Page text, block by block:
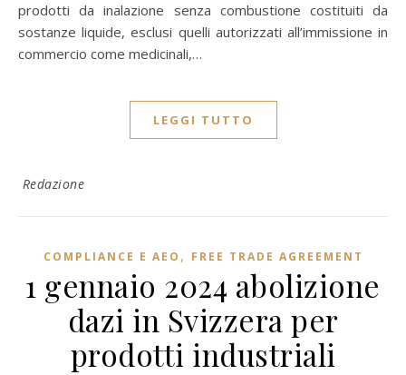
prodotti da inalazione senza combustione costituiti da
sostanze liquide, esclusi quelli autorizzati all’immissione in
commercio come medicinali,…
LEGGI TUTTO
Redazione
COMPLIANCE E AEO , FREE TRADE AGREEMENT
1 gennaio 2024 abolizione
dazi in Svizzera per
prodotti industriali